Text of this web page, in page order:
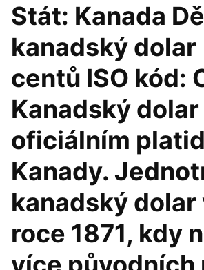
Stát: Kanada
kanadský dolar
centů ISO kód:
Kanadský dolar
oficiálním
Kanady.
kanadský
roce 1871, kdy